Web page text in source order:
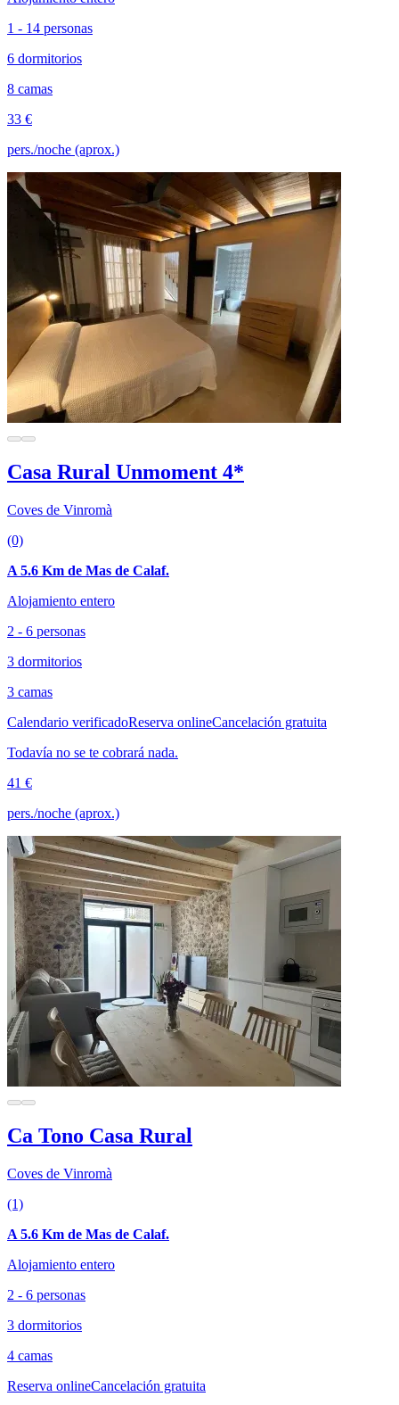
1 - 14 personas
6 dormitorios
8 camas
33 €
pers./noche (aprox.)
Casa Rural Unmoment 4*
Coves de Vinromà
(0)
A 5.6 Km de Mas de Calaf.
Alojamiento entero
2 - 6 personas
3 dormitorios
3 camas
Calendario verificadoReserva onlineCancelación gratuita
Todavía no se te cobrará nada.
41 €
pers./noche (aprox.)
Ca Tono Casa Rural
Coves de Vinromà
(1)
A 5.6 Km de Mas de Calaf.
Alojamiento entero
2 - 6 personas
3 dormitorios
4 camas
Reserva onlineCancelación gratuita